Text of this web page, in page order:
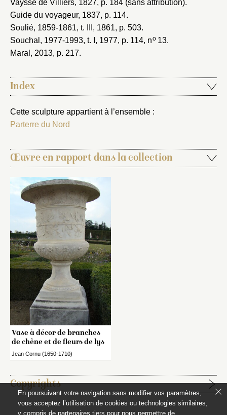
Vaysse de Villiers, 1827, p. 184 (sans attribution).
Guide du voyageur, 1837, p. 114.
Soulié, 1859-1861, t. III, 1861, p. 503.
Souchal, 1977-1993, t. I, 1977, p. 114, no13.
Maral, 2013, p. 217.
Index
Cette sculpture appartient à l’ensemble :
Parterre du Nord
Œuvre en rapport dans la collection
Vase à décor de branches
de chêne et de fleurs de lys
Jean Cornu (1650-1710)
Copyrights
Étapes de publication :
En poursuivant votre navigation sans modifier vos paramètres,
vous acceptez l’utilisation de cookies ou technologies similaires,
y compris de partenaires tiers pour nous permettre de